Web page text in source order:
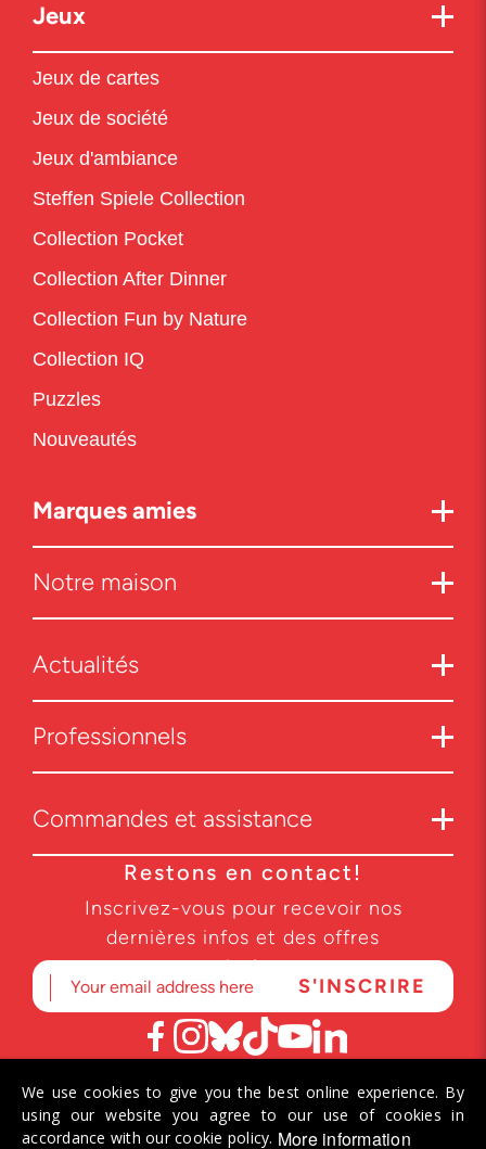
Jeux
Jeux de cartes
Jeux de société
Jeux d'ambiance
Steffen Spiele Collection
Collection Pocket
Collection After Dinner
Collection Fun by Nature
Collection IQ
Puzzles
Nouveautés
Marques amies
Notre maison
Actualités
Professionnels
Commandes et assistance
Restons en contact!
Inscrivez-vous pour recevoir nos
dernières infos et des offres
exclusives.
© 2026 Helvetiq SA. Tous droits réservés.
We use cookies to give you the best online experience. By
using our website you agree to our use of cookies in
accordance with our cookie policy. More information